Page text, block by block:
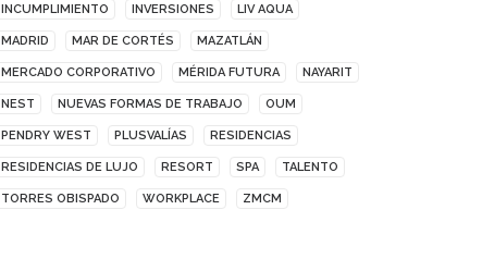
INCUMPLIMIENTO INVERSIONES LIV AQUA
MADRID MAR DE CORTÉS MAZATLÁN
MERCADO CORPORATIVO MÉRIDA FUTURA NAYARIT
NEST NUEVAS FORMAS DE TRABAJO OUM
PENDRY WEST PLUSVALÍAS RESIDENCIAS
RESIDENCIAS DE LUJO RESORT SPA TALENTO
TORRES OBISPADO WORKPLACE ZMCM